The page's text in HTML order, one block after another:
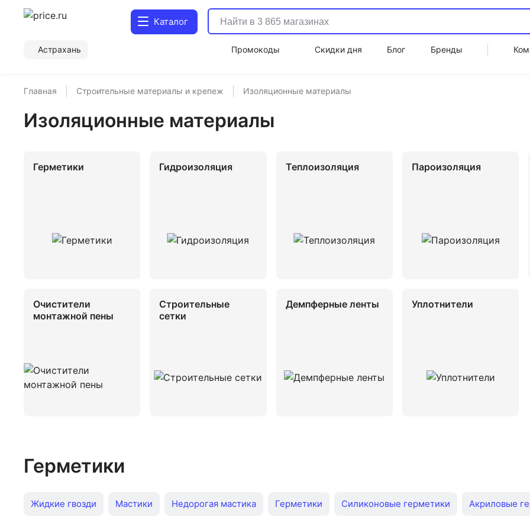
Каталог
Астрахань
Промокоды Скидки дня Блог Бренды
Главная Строительные материалы и крепеж Изоляционные материалы
Изоляционные материалы
Герметики Гидроизоляция Теплоизоляция Пароизоляция
Очистители
монтажной пены
Строительные
сетки
Демпферные ленты Уплотнители
Герметики
Жидкие гвозди Мастики Недорогая мастика Герметики Силиконовые герметики Акриловые